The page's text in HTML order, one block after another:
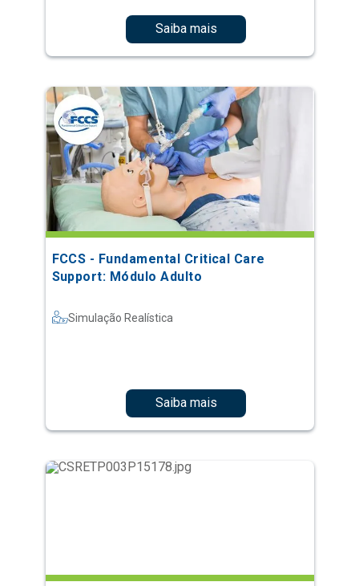
Saiba mais
FCCS - Fundamental Critical Care
Support: Módulo Adulto
Simulação Realística
Saiba mais